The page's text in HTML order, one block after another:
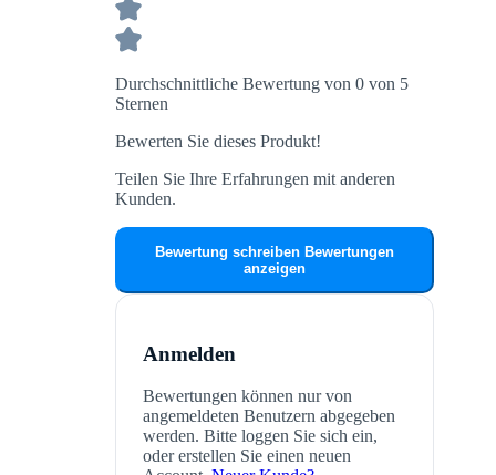
Durchschnittliche Bewertung von 0 von 5
Sternen
Bewerten Sie dieses Produkt!
Teilen Sie Ihre Erfahrungen mit anderen
Kunden.
Bewertung schreiben Bewertungen
anzeigen
Anmelden
Bewertungen können nur von
angemeldeten Benutzern abgegeben
werden. Bitte loggen Sie sich ein,
oder erstellen Sie einen neuen